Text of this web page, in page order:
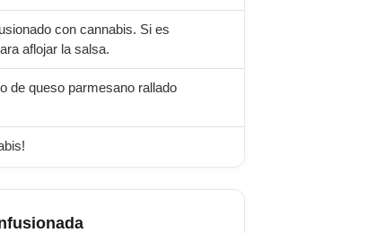
con cannabis. Si es
aflojar la salsa.
de queso parmesano rallado